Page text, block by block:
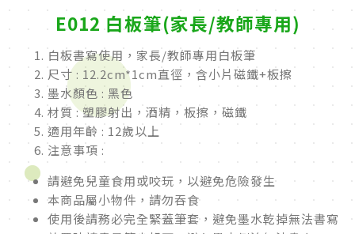
E012 白板筆(家長/教師專用)
白板書寫使用，家長/教師專用白板筆
尺寸 : 12.2cm*1cm直徑，含小片磁鐵+板擦
墨水顏色 : 黑色
材質 : 塑膠射出，酒精，板擦，磁鐵
適用年齡 : 12歲以上
注意事項 :
請避免兒童食用或咬玩，以避免危險發生
本商品屬小物件，請勿吞食
使用後請務必完全緊蓋筆套，避免墨水乾掉無法書寫